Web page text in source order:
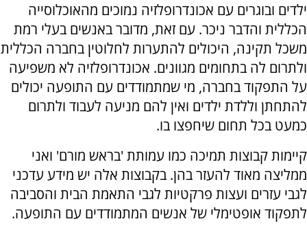
ילדים ובוגרים עם אכונדרופלזיה נמוכים מהאוכלוסייה
הכללית והדבר ניכר. עם זאת, מדובר באנשים בעלי רמת
משכל תקינה, היכולים להתערות לחלוטין בחברה הכללית
ולתרום לה בתחומים מגוונים. אכונדרופלזיה לא משפיעה
על התפקוד בחברה, מי שמתמודדים עם התופעה יכולים
להתחתן וללדת ילדים ואין להם מניעה לעבוד ולתרום
כמעט בכל תחום שיחפצו בו.
קיימות קבוצות תמיכה כמו עמותת 'בראש מורם' ואני
ממליצה מאוד להעזר בהן. בקבוצות אלה יש מידע עדכני
לגבי עזרים ועצות פרקטיות לגבי התאמת הבית והסביבה
לתפקוד אופטימלי של אנשים המתמודדים עם התופעה.